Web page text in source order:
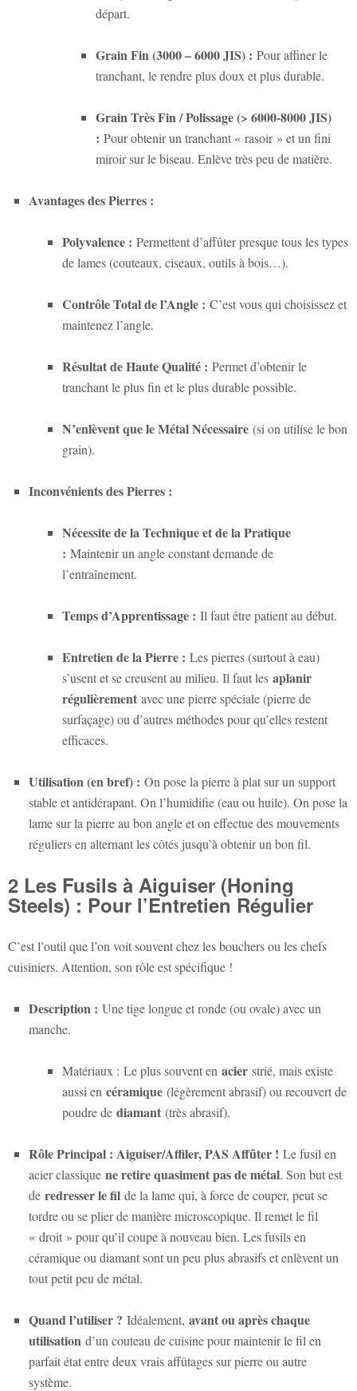
départ.
Grain Fin (3000 – 6000 JIS) : Pour affiner le
tranchant, le rendre plus doux et plus durable.
Grain Très Fin / Polissage (> 6000-8000 JIS)
: Pour obtenir un tranchant « rasoir » et un fini
miroir sur le biseau. Enlève très peu de matière.
Avantages des Pierres :
Polyvalence : Permettent d’affûter presque tous les types
de lames (couteaux, ciseaux, outils à bois…).
Contrôle Total de l’Angle : C’est vous qui choisissez et
maintenez l’angle.
Résultat de Haute Qualité : Permet d’obtenir le
tranchant le plus fin et le plus durable possible.
N’enlèvent que le Métal Nécessaire (si on utilise le bon
grain).
Inconvénients des Pierres :
Nécessite de la Technique et de la Pratique
: Maintenir un angle constant demande de
l’entraînement.
Temps d’Apprentissage : Il faut être patient au début.
Entretien de la Pierre : Les pierres (surtout à eau)
s’usent et se creusent au milieu. Il faut les aplanir
régulièrement avec une pierre spéciale (pierre de
surfaçage) ou d’autres méthodes pour qu’elles restent
efficaces.
Utilisation (en bref) : On pose la pierre à plat sur un support
stable et antidérapant. On l’humidifie (eau ou huile). On pose la
lame sur la pierre au bon angle et on effectue des mouvements
réguliers en alternant les côtés jusqu’à obtenir un bon fil.
2 Les Fusils à Aiguiser (Honing
Steels) : Pour l’Entretien Régulier
C’est l’outil que l’on voit souvent chez les bouchers ou les chefs
cuisiniers. Attention, son rôle est spécifique !
Description : Une tige longue et ronde (ou ovale) avec un
manche.
Matériaux : Le plus souvent en acier strié, mais existe
aussi en céramique (légèrement abrasif) ou recouvert de
poudre de diamant (très abrasif).
Rôle Principal : Aiguiser/Affiler, PAS Affûter ! Le fusil en
acier classique ne retire quasiment pas de métal. Son but est
de redresser le fil de la lame qui, à force de couper, peut se
tordre ou se plier de manière microscopique. Il remet le fil
« droit » pour qu’il coupe à nouveau bien. Les fusils en
céramique ou diamant sont un peu plus abrasifs et enlèvent un
tout petit peu de métal.
Quand l’utiliser ? Idéalement, avant ou après chaque
utilisation d’un couteau de cuisine pour maintenir le fil en
parfait état entre deux vrais affûtages sur pierre ou autre
système.